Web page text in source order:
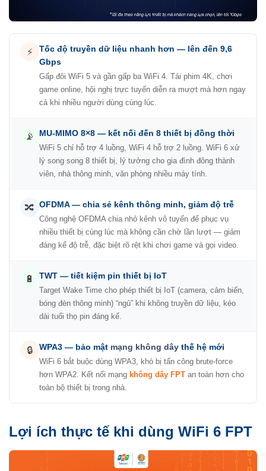
⚡
Tốc độ truyền dữ liệu nhanh hơn — lên đến 9,6
Gbps
Gấp đôi WiFi 5 và gần gấp ba WiFi 4. Tải phim 4K, chơi
game online, hội nghị trực tuyến diễn ra mượt mà hơn ngay
cả khi nhiều người dùng cùng lúc.
📡 MU-MIMO 8×8 — kết nối đến 8 thiết bị đồng thời
WiFi 5 chỉ hỗ trợ 4 luồng, WiFi 4 hỗ trợ 2 luồng. WiFi 6 xử
lý song song 8 thiết bị, lý tưởng cho gia đình đông thành
viên, nhà thông minh, văn phòng nhiều máy tính.
🔀 OFDMA — chia sẻ kênh thông minh, giảm độ trễ
Công nghệ OFDMA chia nhỏ kênh vô tuyến để phục vụ
nhiều thiết bị cùng lúc mà không cần chờ lần lượt — giảm
đáng kể độ trễ, đặc biệt rõ rệt khi chơi game và gọi video.
🔋 TWT — tiết kiệm pin thiết bị IoT
Target Wake Time cho phép thiết bị IoT (camera, cảm biến,
bóng đèn thông minh) “ngủ” khi không truyền dữ liệu, kéo
dài tuổi thọ pin đáng kể.
🔒 WPA3 — bảo mật mạng không dây thế hệ mới
WiFi 6 bắt buộc dùng WPA3, khó bị tấn công brute-force
hơn WPA2. Kết nối mạng không dây FPT an toàn hơn cho
toàn bộ thiết bị trong nhà.
Lợi ích thực tế khi dùng WiFi 6 FPT